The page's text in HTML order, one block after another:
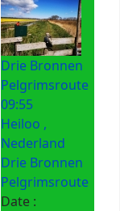
Drie Bronnen
Pelgrimsroute
09:55
Heiloo ,
Nederland
Drie Bronnen
Pelgrimsroute
Date :